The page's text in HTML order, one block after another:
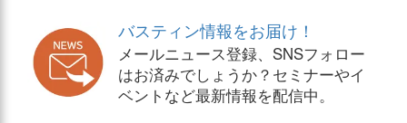
バスティン情報をお届け！
メールニュース登録、SNSフォロー
はお済みでしょうか？セミナーやイ
ベントなど最新情報を配信中。